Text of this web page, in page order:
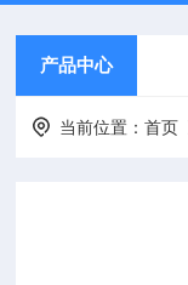
产品中心
当前位置：首页